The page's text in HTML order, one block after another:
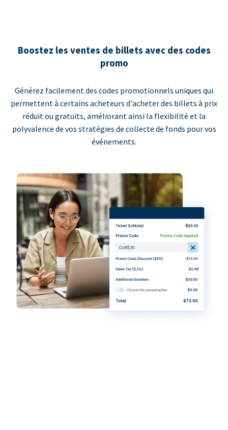
Boostez les ventes de billets avec des codes
promo
Générez facilement des codes promotionnels uniques qui
permettent à certains acheteurs d'acheter des billets à prix
réduit ou gratuits, améliorant ainsi la flexibilité et la
polyvalence de vos stratégies de collecte de fonds pour vos
événements.